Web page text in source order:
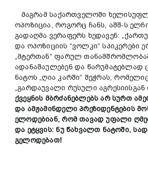
მაგრამ საქართველოში
ოპოზიცია, როგორც ჩანს, აშშ-ს
გადაღმა ვერაფერს ხედავენ:
და ოპოზიციის “ვოლკი“ სპიკერები
„მტერთან“ ფარულ
ადანაშაულებენ და წარუმატებლად
ნატოს „ღია კარში“ შეჭრას,
„გარდაუვალი რუსული აგრესიისგან
ქვეყნის მბრძანებლებს არ სურთ
და ამჟამინდელი პრეზიდენტების
ელოდებიან,რომ თავად უფალი
და ეტყვის:ნუ წახვალთ ნატოში,
გელოდებათ!